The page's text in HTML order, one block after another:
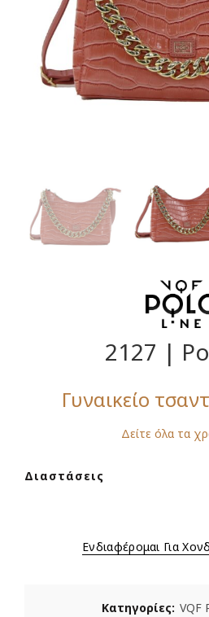
2127 |
Γυναικείο
Δείτε όλα τα
Διαστάσεις
Ενδιαφέρομαι Για
Κατηγορίες: VQF